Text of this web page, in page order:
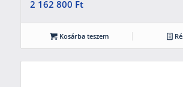
2 162 800 Ft
Kosárba teszem